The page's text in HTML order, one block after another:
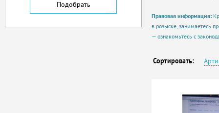
Правовая информация:
в розыске, занимаетесь
— ознакомьтесь с
Сортировать: